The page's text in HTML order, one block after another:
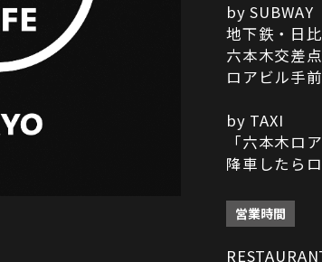
by SUBWAY
地下鉄・日
六本木交差
ロアビル手
by TAXI
「六本木ロ
降車したら
営業時間